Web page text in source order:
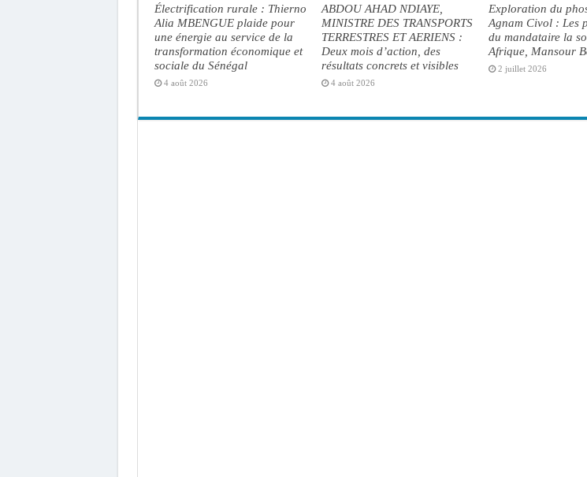
Électrification rurale : Thierno
Alia MBENGUE plaide pour
une énergie au service de la
transformation économique et
sociale du Sénégal
4 août 2026
ABDOU AHAD NDIAYE,
MINISTRE DES TRANSPORTS
TERRESTRES ET AERIENS :
Deux mois d’action, des
résultats concrets et visibles
4 août 2026
Exploration du
Agnam Civol : Les
du mandataire la
Afrique, Mansour
2 juillet 2026